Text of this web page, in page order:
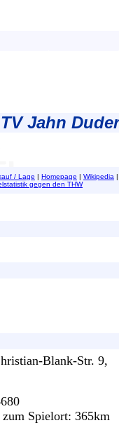
Jahn
/ Lage | Homepage | Wikipedia
gegen den THW
Blank-Str. 9,
Spielort: 365km